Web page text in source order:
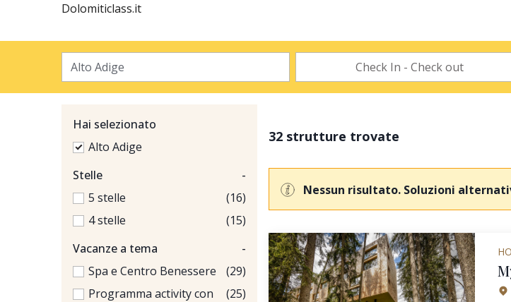
Dolomiticlass.it
Hai selezionato
Alto Adige
Stelle
-
5 stelle
(16)
4 stelle
(15)
Vacanze a tema
-
Spa e Centro Benessere
(29)
Programma activity con
(25)
32 strutture trovate
Nessun risultato. Soluzioni